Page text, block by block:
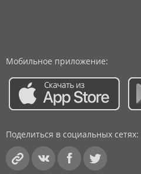
Мобильное приложение:
Поделиться в социальных сетях: